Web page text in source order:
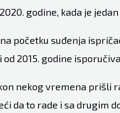
godine, kada je
početku suđenja
2015. godine
nekog vremena prišli
da to rade i sa drugim